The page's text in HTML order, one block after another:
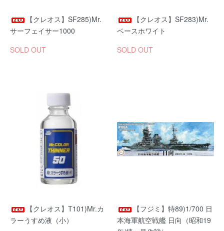
【クレオス】SF285)Mr.
サーフェイサー1000
SOLD OUT
【クレオス】SF283)Mr.
ベースホワイト
SOLD OUT
【クレオス】T101)Mr.カ
ラーうすめ液（小）
【フジミ】特89)1/700 日
本海軍航空戦艦 日向（昭和19